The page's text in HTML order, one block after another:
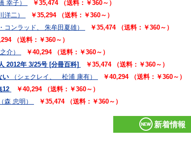
幸子）
￥35,474 （送料：￥360～）
洋二）
￥35,294 （送料：￥360～）
コンラッド、 朱牟田夏雄）
￥35,474 （送料：￥360～）
（送料：￥360～）
介）
￥40,294 （送料：￥360～）
2012年 3/25号 [分冊百科]
￥35,474 （送料：￥360～）
い
（シェクレイ、 松浦 康有）
￥40,294 （送料：￥360～）
12
￥40,294 （送料：￥360～）
（森 忠明） ￥35,474 （送料：￥360～）
新着情報